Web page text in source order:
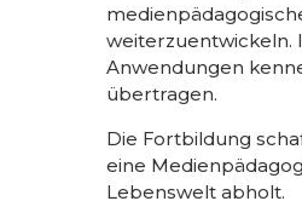
weiterzuentwickeln.
Anwendungen
übertragen.
Die Fortbildung
eine
Lebenswelt abholt.